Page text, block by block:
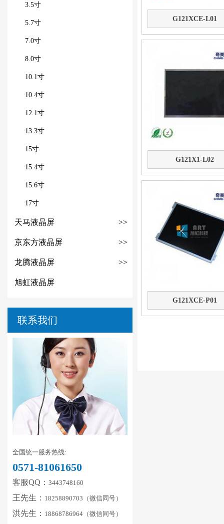
3.5寸
5.7寸
7.0寸
8.0寸
10.1寸
10.4寸
12.1寸
13.3寸
15寸
15.4寸
15.6寸
17寸
天马液晶屏 >>
京东方液晶屏 >>
龙腾液晶屏 >>
旭虹液晶屏
联系我们
全国统一服务热线:
0571-81061650
客服QQ： 3443748160
王先生： 18258890703（微信同号）
洪先生： 18868786964（微信同号）
G121XCE-L01
G121X1-L02
G121XCE-P01